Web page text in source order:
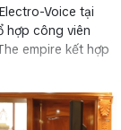
Voice tại
hợp công viên
empire kết hợp